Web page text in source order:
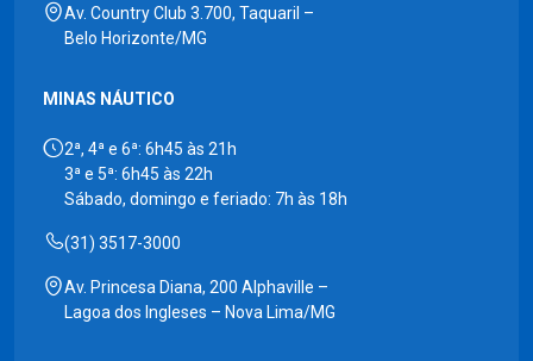
Av. Country Club 3.700, Taquaril –
Belo Horizonte/MG
MINAS NÁUTICO
2ª, 4ª e 6ª: 6h45 às 21h
3ª e 5ª: 6h45 às 22h
Sábado, domingo e feriado: 7h às 18h
(31) 3517-3000
Av. Princesa Diana, 200 Alphaville –
Lagoa dos Ingleses – Nova Lima/MG